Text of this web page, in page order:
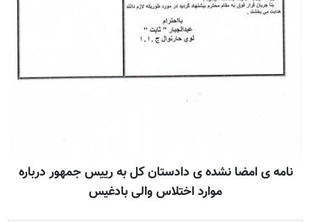
نامه ی امضا نشده ی دادستان کل به رييس جمهور درباره
موارد اختلاس والی بادغيس